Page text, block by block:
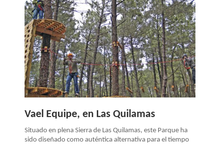
Vael Equipe, en Las Quilamas
Situado en plena Sierra de Las Quilamas, este Parque ha
sido diseñado como auténtica alternativa para el tiempo